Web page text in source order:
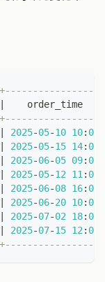
2025-05-10 10: 00
2025-05-15 14: 00
2025-06-05 09: 00
2025-05-12 11: 00
2025-06-08 16: 00
2025-06-20 10: 00
2025-07-02 18: 00
2025-07-15 12: 00